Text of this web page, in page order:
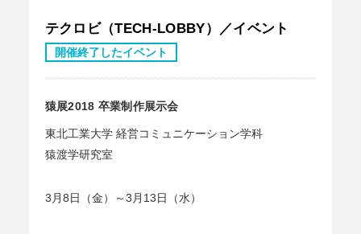
テクロビ（TECH-LOBBY）／イベント
開催終了したイベント
猿展2018 卒業制作展示会
東北工業大学 経営コミュニケーション学科
猿渡学研究室
3月8日（金）～3月13日（水）